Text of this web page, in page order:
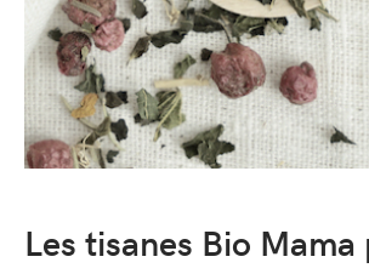
Les tisanes Bio